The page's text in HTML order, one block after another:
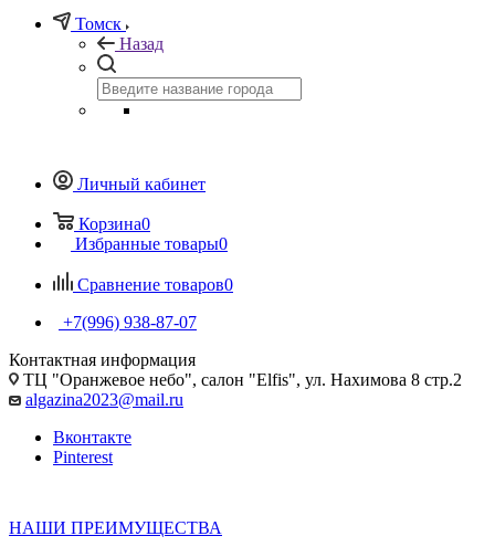
Томск
Назад
Личный кабинет
Корзина0
Избранные товары0
Сравнение товаров0
+7(996) 938-87-07
Контактная информация
ТЦ "Оранжевое небо", салон "Elfis", ул. Нахимова 8 стр.2
algazina2023@mail.ru
Вконтакте
Pinterest
НАШИ ПРЕИМУЩЕСТВА